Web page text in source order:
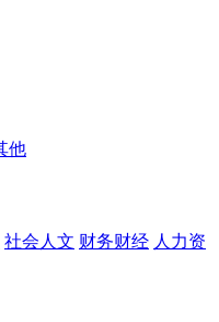
他
社会人文 财务财经 人力资